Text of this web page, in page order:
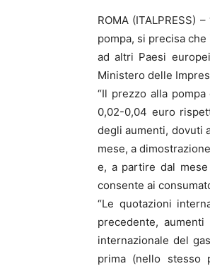
ROMA
pompa, si precisa
ad altri Paesi
Ministero delle
“Il prezzo alla
0,02-0,04 euro
degli aumenti, dovuti
mese, a
e, a partire dal
consente ai
“Le quotazioni
precedente,
internazionale del
prima (nello stesso